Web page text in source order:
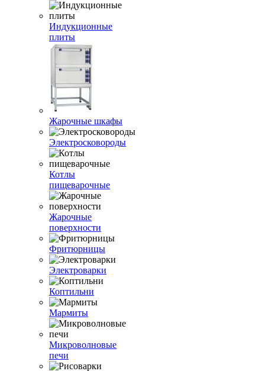
Индукционные
плиты
Жарочные шкафы
Электросковороды
Котлы
пищеварочные
Жарочные
поверхности
Фритюрницы
Электроварки
Коптильни
Мармиты
Микроволновые
печи